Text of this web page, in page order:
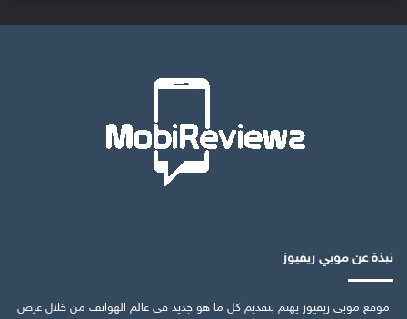
نبذة عن موبي ريفيوز
موقع موبي ريفيوز يهتم بتقديم كل ما هو جديد في عالم الهواتف من خلال عرض